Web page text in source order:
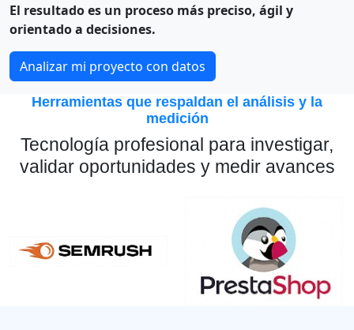
El resultado es un proceso más preciso, ágil y
orientado a decisiones.
Analizar mi proyecto con datos
Herramientas que respaldan el análisis y la
medición
Tecnología profesional para investigar,
validar oportunidades y medir avances